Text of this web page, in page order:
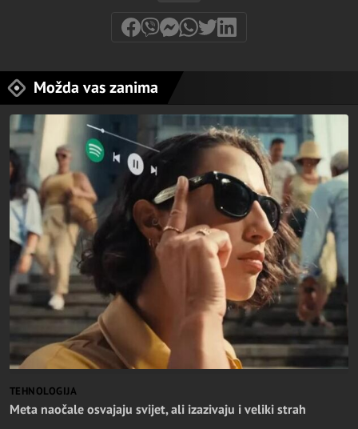
Možda vas zanima
TEHNOLOGIJA
Meta naočale osvajaju svijet, ali izazivaju i veliki strah